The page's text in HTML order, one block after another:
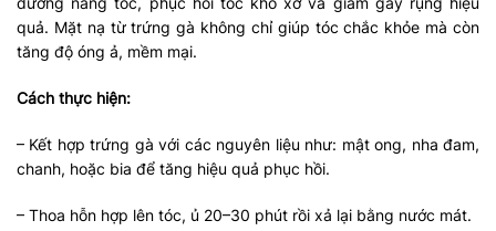
quả. Mặt nạ từ trứng gà không chỉ giúp tóc chắc khỏe mà còn
tăng độ óng ả, mềm mại.
Cách thực hiện:
– Kết hợp trứng gà với các nguyên liệu như: mật ong, nha đam,
chanh, hoặc bia để tăng hiệu quả phục hồi.
– Thoa hỗn hợp lên tóc, ủ 20–30 phút rồi xả lại bằng nước mát.